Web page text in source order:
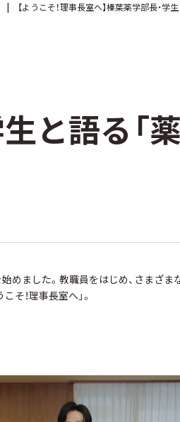
【ようこそ！理事長室へ】榛葉薬学部長・学
生と語る「
めました。教職員をはじめ、さまざま
！理事長室へ」。